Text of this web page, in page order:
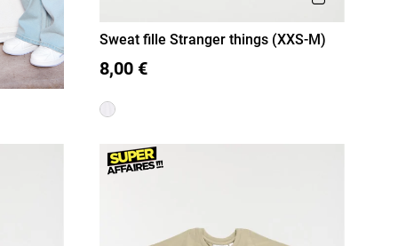
XXS/12A XS/14A S/16A
Sweat fille Stranger things (XXS-M)
8,00 €